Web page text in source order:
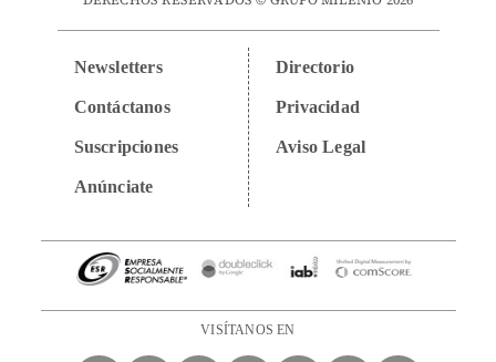
Newsletters
Contáctanos
Suscripciones
Anúnciate
Directorio
Privacidad
Aviso Legal
VISÍTANOS EN